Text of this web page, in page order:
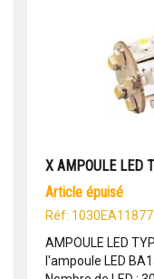
X AMPOULE LED
article épuisé
Réf: 1030EA11877
AMPOULE LED
l'ampoule LED